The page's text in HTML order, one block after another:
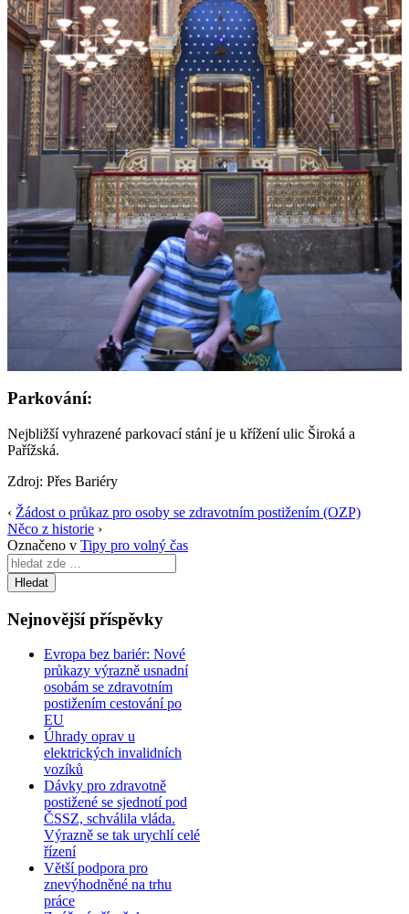
Parkování:
Nejbližší vyhrazené parkovací stání je u křížení ulic Široká a
Pařížská.
Zdroj: Přes Bariéry
‹ Žádost o průkaz pro osoby se zdravotním postižením (OZP)
Něco z historie ›
Označeno v Tipy pro volný čas
Search
for:
Nejnovější příspěvky
Evropa bez bariér: Nové
průkazy výrazně usnadní
osobám se zdravotním
postižením cestování po
EU
Úhrady oprav u
elektrických invalidních
vozíků
Dávky pro zdravotně
postižené se sjednotí pod
ČSSZ, schválila vláda.
Výrazně se tak urychlí celé
řízení
Větší podpora pro
znevýhodněné na trhu
práce